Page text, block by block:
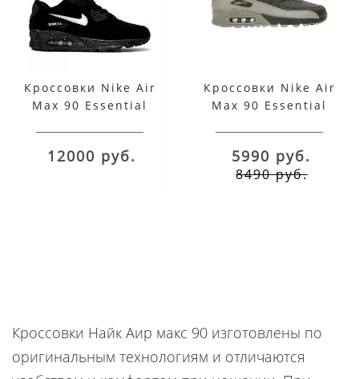
Кроссовки Nike Air
Max 90 Essential
12000 руб.
Кроссовки Nike Air
Max 90 Essential
5990 руб.
8490 руб.
Кроссовки Найк Аир макс 90 изготовлены по
оригинальным технологиям и отличаются